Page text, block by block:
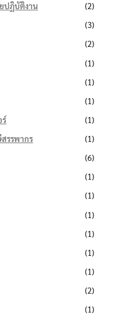
ปฏิบัติงาน
(2)
(3)
(2)
(1)
(1)
(1)
(1)
รรพากร
(1)
(6)
(1)
(1)
(1)
(1)
(1)
(1)
(2)
(1)